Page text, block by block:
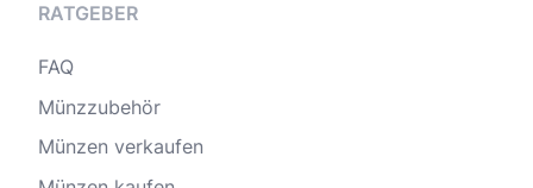
RATGEBER
FAQ
Münzzubehör
Münzen verkaufen